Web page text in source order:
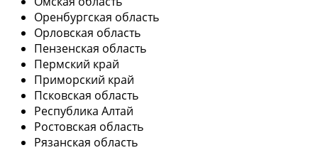
Оренбургская область
Орловская область
Пензенская область
Пермский край
Приморский край
Псковская область
Республика Алтай
Ростовская область
Рязанская область